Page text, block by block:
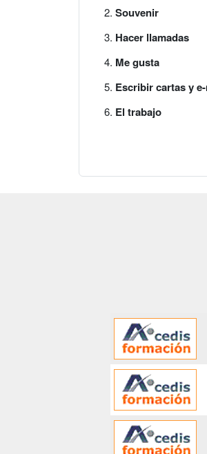
Souvenir
Hacer llamadas
Me gusta
Escribir cartas y
El trabajo